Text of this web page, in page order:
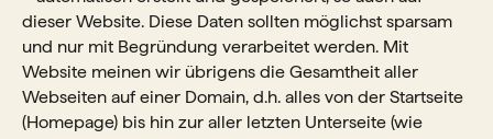
dieser Website. Diese Daten sollten möglichst sparsam
und nur mit Begründung verarbeitet werden. Mit
Website meinen wir übrigens die Gesamtheit aller
Webseiten auf einer Domain, d.h. alles von der Startseite
(Homepage) bis hin zur aller letzten Unterseite (wie